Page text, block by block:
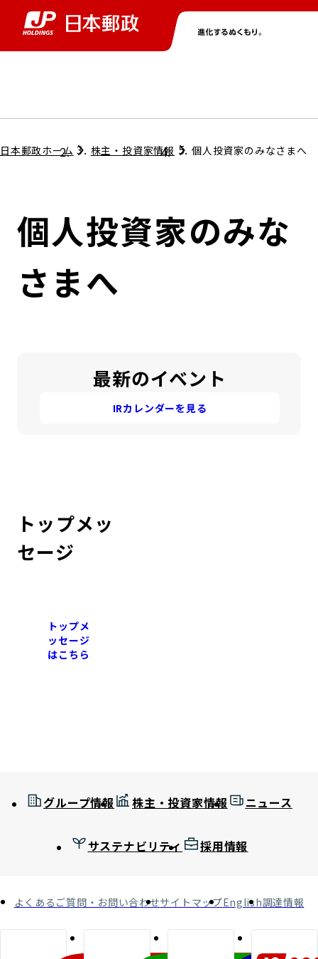
グループ情報トップ
コンプライアンス
ガバナンス
ローカル共創イニシアティブ
株主・投資家情報トップ
個人投資家のみなさまへ
株式情報
ニューストップ
サステナビリティトップ
担当役員メッセージ
サステナビリティマネジメント
採用情報トップ
日本郵政ホーム 株主・投資家情報 個人投資家のみなさまへ
個人投資家のみな
さまへ
最新のイベント
IRカレンダーを見る
トップメッ
セージ
トップメ
ッセージ
はこちら
グループ情報 株主・投資家情報 ニュース
サステナビリティ 採用情報
よくあるご質問・お問い合わせサイトマップEnglish調達情報